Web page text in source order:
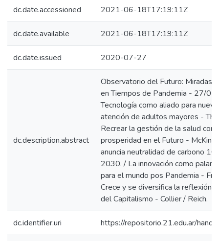
dc.date.accessioned 2021-06-18T17:19:11Z
dc.date.available 2021-06-18T17:19:11Z
dc.date.issued 2020-07-27
dc.description.abstract
Observatorio del Futuro: Miradas
en Tiempos de Pandemia - 27/
Tecnología como aliado para
atención de adultos mayores -
Recrear la gestión de la salud
prosperidad en el Futuro -
anuncia neutralidad de carbono
2030. / La innovación como
para el mundo pos Pandemia -
Crece y se diversifica la reflexión
del Capitalismo - Collier / Reich.
dc.identifier.uri https://repositorio.21.edu.ar/